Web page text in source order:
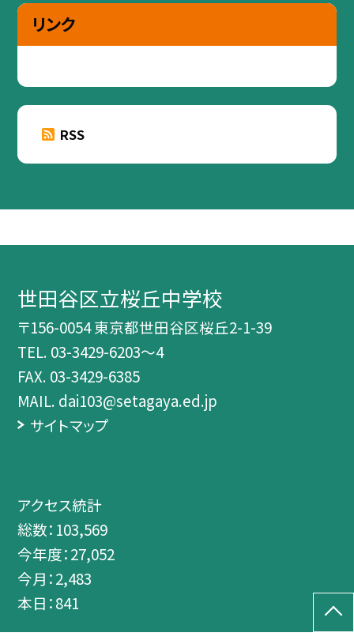
リンク
RSS
世田谷区立桜丘中学校
〒156-0054 東京都世田谷区桜丘2-1-39
TEL. 03-3429-6203～4
FAX. 03-3429-6385
MAIL. dai103@setagaya.ed.jp
サイトマップ
アクセス統計
総数： 103,569
今年度：27,052
今月：2,483
本日：841